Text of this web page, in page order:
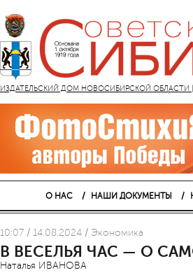
ИЗДАТЕЛЬСКИЙ ДОМ НОВОСИБИРСКОЙ ОБЛАСТИ |
О НАС НАШИ ДОКУМЕНТЫ
10:07 / 14.08.2024 / Экономика
В ВЕСЕЛЬЯ ЧАС — О
Наталья ИВАНОВА